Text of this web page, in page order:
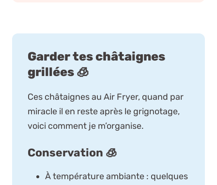
Garder tes châtaignes
grillées 🧊
Ces châtaignes au Air Fryer, quand par
miracle il en reste après le grignotage,
voici comment je m’organise.
Conservation 🧊
À température ambiante : quelques